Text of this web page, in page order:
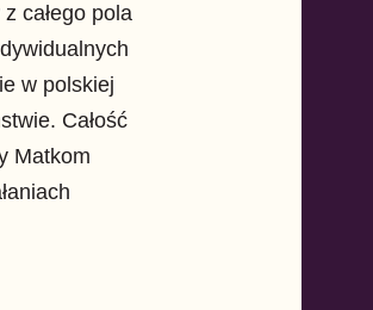
całego pola
w polskiej
Całość
Matkom